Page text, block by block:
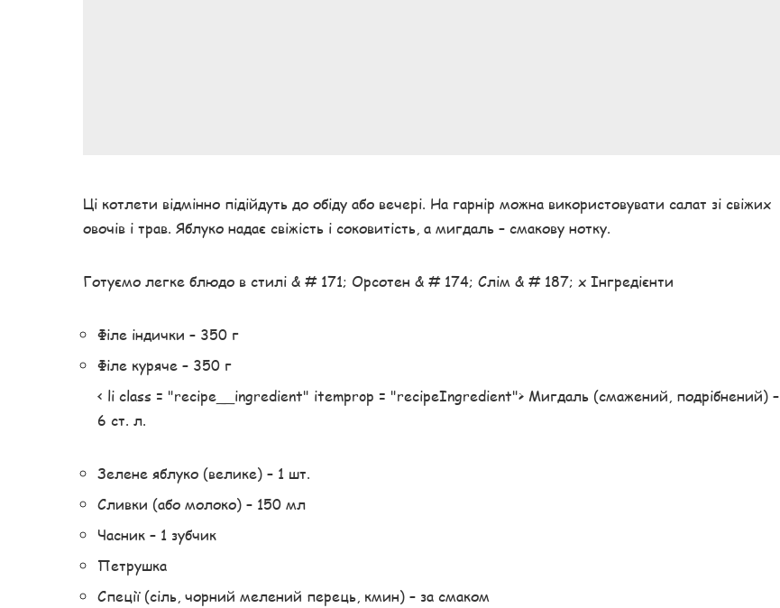
Ці котлети відмінно підійдуть до обіду або вечері. На гарнір можна використовувати салат зі свіжих
овочів і трав. Яблуко надає свіжість і соковитість, а мигдаль – смакову нотку.
Готуємо легке блюдо в стилі & # 171; Орсотен & # 174; Слім & # 187; x Інгредієнти
Філе індички – 350 г
Філе куряче – 350 г
< li class = "recipe__ingredient" itemprop = "recipeIngredient"> Мигдаль (смажений, подрібнений) –
6 ст. л.
Зелене яблуко (велике) – 1 шт.
Сливки (або молоко) – 150 мл
Часник – 1 зубчик
Петрушка
Спеції (сіль, чорний мелений перець, кмин) – за смаком